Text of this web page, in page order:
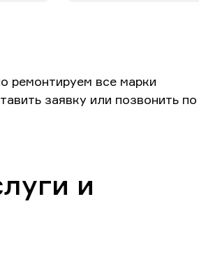
ремонтируем все марки
заявку или позвонить
и